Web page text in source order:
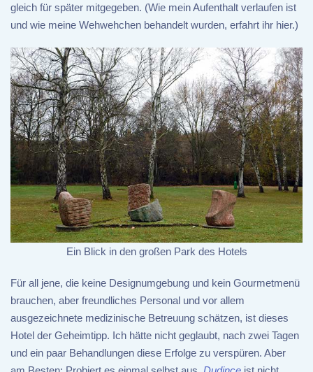
gleich für später mitgegeben. (Wie mein Aufenthalt verlaufen ist
und wie meine Wehwehchen behandelt wurden, erfahrt ihr hier.)
Ein Blick in den großen Park des Hotels
Für all jene, die keine Designumgebung und kein Gourmetmenü
brauchen, aber freundliches Personal und vor allem
ausgezeichnete medizinische Betreuung schätzen, ist dieses
Hotel der Geheimtipp. Ich hätte nicht geglaubt, nach zwei Tagen
und ein paar Behandlungen diese Erfolge zu verspüren. Aber